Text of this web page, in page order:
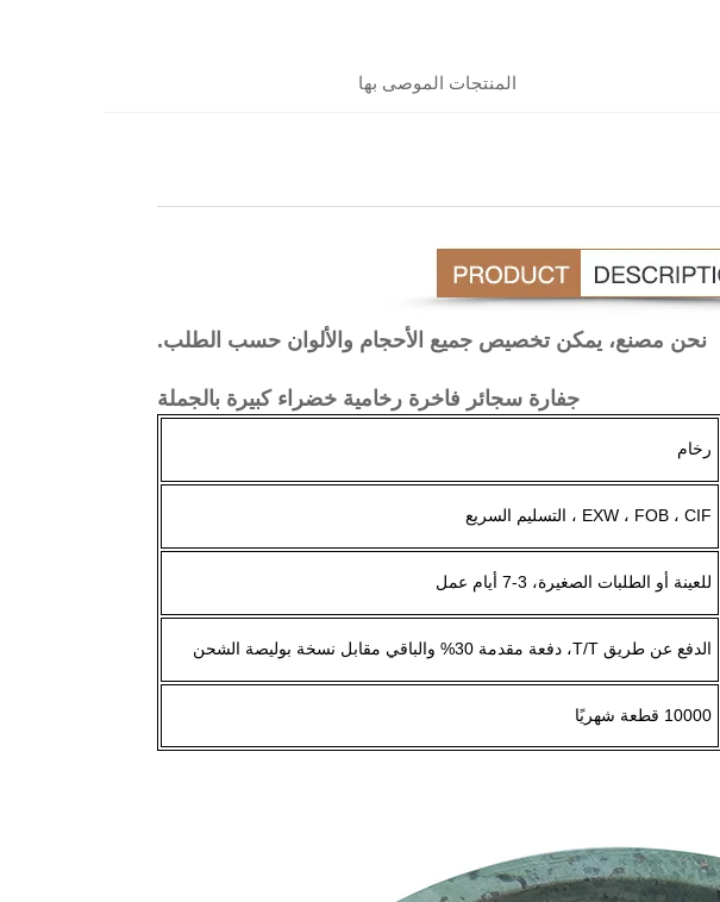
المنتجات الموصى بها
نحن مصنع، يمكن تخصيص جميع الأحجام والألوان حسب الطلب.
جفارة سجائر فاخرة رخامية خضراء كبيرة بالجملة
رخام
EXW ، FOB ، CIF ، التسليم السريع
للعينة أو الطلبات الصغيرة، 3-7 أيام عمل
الدفع عن طريق T/T، دفعة مقدمة 30% والباقي مقابل نسخة بوليصة الشحن
10000 قطعة شهريًا